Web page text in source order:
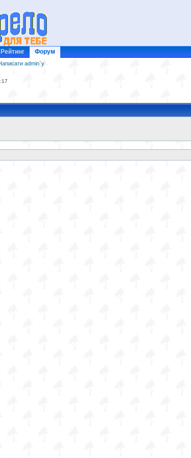
Рейтинг Форум
admin`у